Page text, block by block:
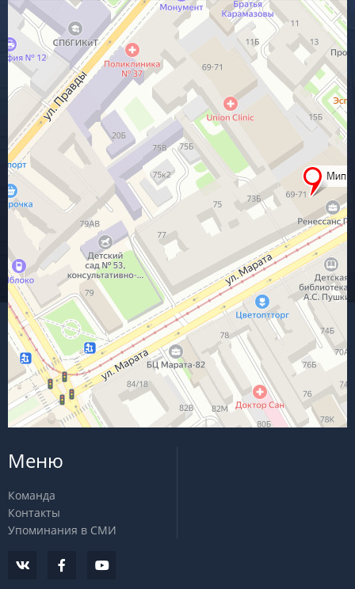
Меню
Команда
Контакты
Упоминания в СМИ